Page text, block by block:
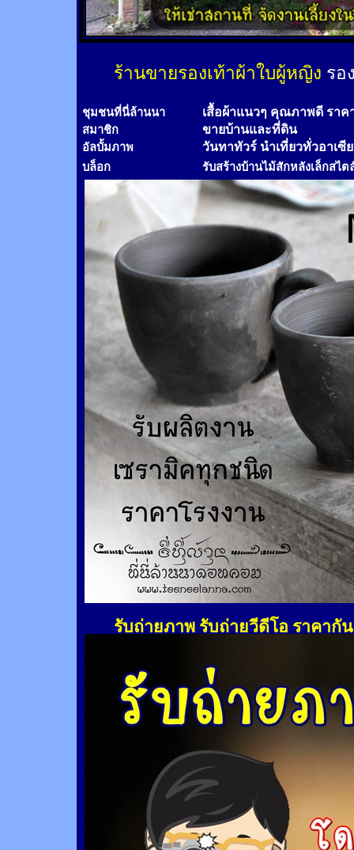
ร้านขายรองเท้าผ้าใบผู้หญิง รอ
ชุมชนที่นี่ล้านนา เสื้อผ้าแนวๆ คุณภาพดี ราค
สมาชิก ขายบ้านและที่ดิน
อัลบั้มภาพ วันทาทัวร์ นำเที่ยวทั่วอาเซี
บล็อก รับสร้างบ้านไม้สักหลังเล็กสไต
รับถ่ายภาพ รับถ่ายวีดีโอ ราคากั